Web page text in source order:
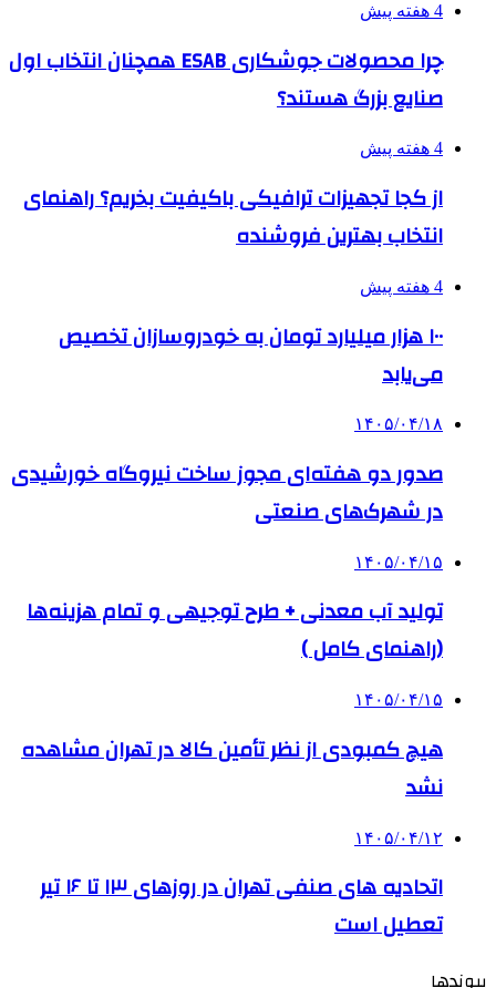
4 هفته پیش
چرا محصولات جوشکاری ESAB همچنان انتخاب اول
صنایع بزرگ هستند؟
4 هفته پیش
از کجا تجهیزات ترافیکی باکیفیت بخریم؟ راهنمای
انتخاب بهترین فروشنده
4 هفته پیش
۱۰۰ هزار میلیارد تومان به خودروسازان تخصیص
می‌یابد
۱۴۰۵/۰۴/۱۸
صدور دو هفته‌ای مجوز ساخت نیروگاه خورشیدی
در شهرک‌های صنعتی
۱۴۰۵/۰۴/۱۵
تولید آب معدنی + طرح توجیهی و تمام هزینه‌ها
(راهنمای کامل )
۱۴۰۵/۰۴/۱۵
هیچ کمبودی از نظر تأمین کالا در تهران مشاهده
نشد
۱۴۰۵/۰۴/۱۲
اتحادیه های صنفی تهران در روزهای ۱۳ تا ۱۶ تیر
تعطیل است